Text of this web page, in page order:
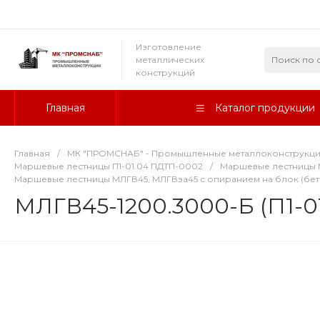
Изготовление
металлических
конструкций
Главная Каталог продукции
Главная /
МК "ПРОМСНАБ" - Промышленные
Маршевые лестницы П1-01.04 ПДТП-0002
/
Маршевые лестницы
Маршевые лестницы МЛГВ45, МЛГВэа45 с опиранием на блок
МЛГВ45-1200.3000-Б (П1-